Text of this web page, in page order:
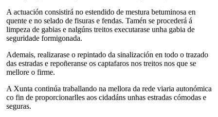
A actuación consistirá no estendido de mestura betuminosa en
quente e no selado de fisuras e fendas. Tamén se procederá á
limpeza de gabias e nalgúns treitos executarase unha gabia de
seguridade formigonada.
Ademais, realizarase o repintado da sinalización en todo o trazado
das estradas e repoñeranse os captafaros nos treitos nos que se
mellore o firme.
A Xunta continúa traballando na mellora da rede viaria autonómica
co fin de proporcionarlles aos cidadáns unhas estradas cómodas e
seguras.